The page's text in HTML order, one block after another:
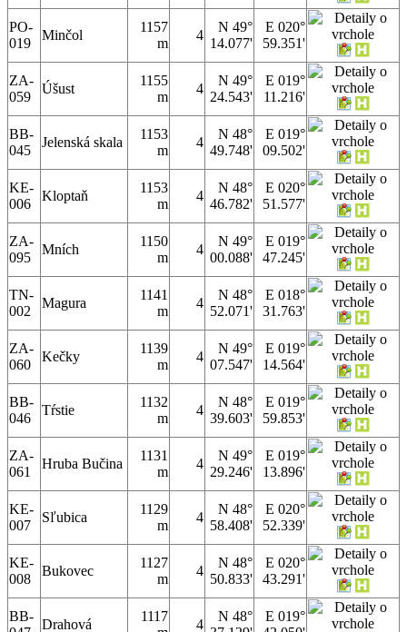
PO-
019
Minčol
1157
m
4
N 49°
14.077'
E 020°
59.351'
ZA-
059
Úšust
1155
m
4
N 49°
24.543'
E 019°
11.216'
BB-
045
Jelenská skala
1153
m
4
N 48°
49.748'
E 019°
09.502'
KE-
006
Kloptaň
1153
m
4
N 48°
46.782'
E 020°
51.577'
ZA-
095
Mních
1150
m
4
N 49°
00.088'
E 019°
47.245'
TN-
002
Magura
1141
m
4
N 48°
52.071'
E 018°
31.763'
ZA-
060
Kečky
1139
m
4
N 49°
07.547'
E 019°
14.564'
BB-
046
Tŕstie
1132
m
4
N 48°
39.603'
E 019°
59.853'
ZA-
061
Hruba Bučina
1131
m
4
N 49°
29.246'
E 019°
13.896'
KE-
007
Sľubica
1129
m
4
N 48°
58.408'
E 020°
52.339'
KE-
008
Bukovec
1127
m
4
N 48°
50.833'
E 020°
43.291'
BB-
Drahová
1117
4
N 48°
E 019°